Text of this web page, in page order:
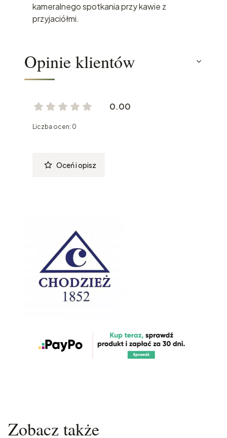
kameralnego spotkania przy kawie z
przyjaciółmi.
Opinie klientów
0.00
Liczba ocen: 0
Oceń i opisz
Zobacz także